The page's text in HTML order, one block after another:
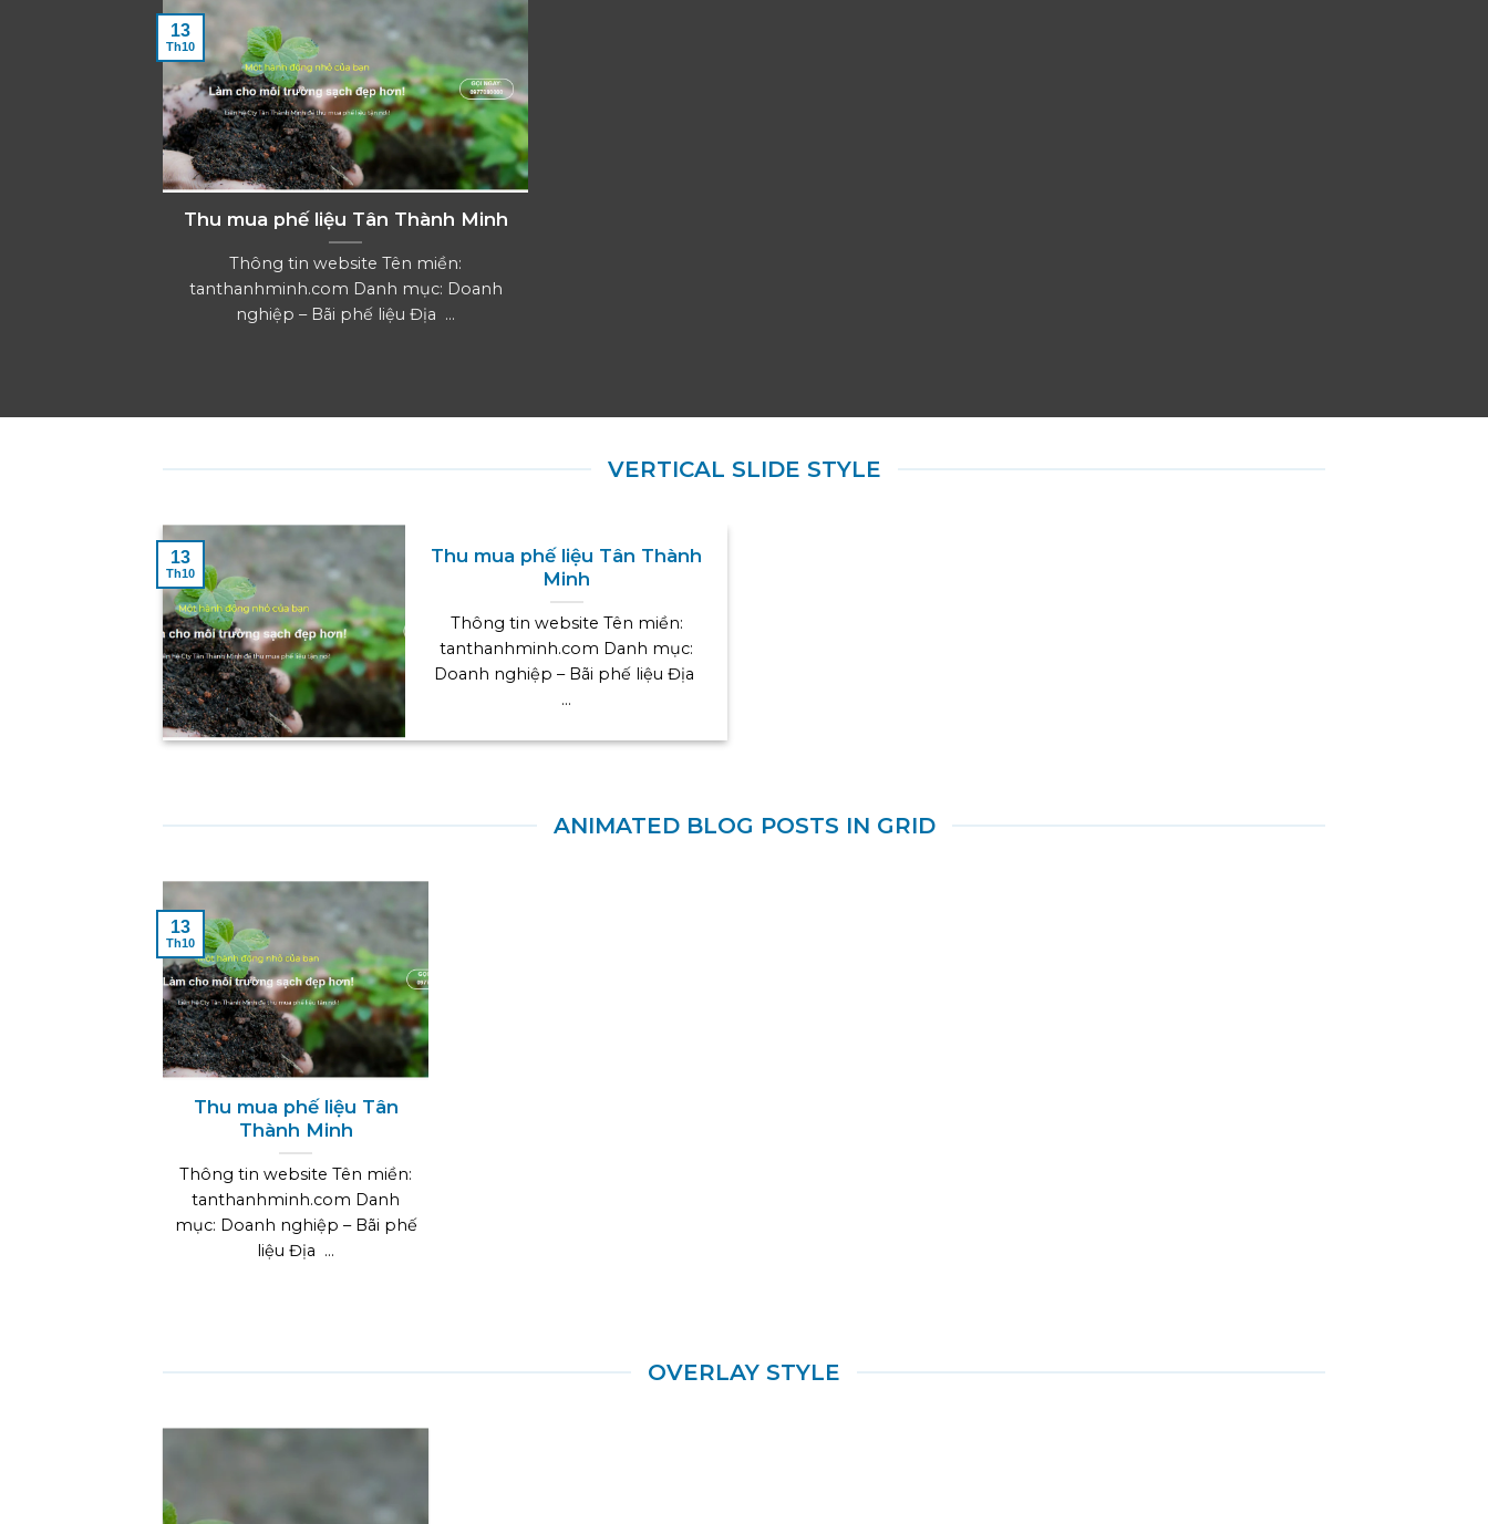
Thu mua phế liệu Tân Thành Minh
Thông tin website Tên miền:
tanthanhminh.com Danh mục: Doanh
nghiệp – Bãi phế liệu Địa ...
13
Th10
VERTICAL SLIDE STYLE
Thu mua phế liệu Tân Thành
Minh
Thông tin website Tên miền:
tanthanhminh.com Danh mục:
Doanh nghiệp – Bãi phế liệu Địa
...
13
Th10
ANIMATED BLOG POSTS IN GRID
Thu mua phế liệu Tân
Thành Minh
Thông tin website Tên miền:
tanthanhminh.com Danh
mục: Doanh nghiệp – Bãi phế
liệu Địa ...
13
Th10
OVERLAY STYLE